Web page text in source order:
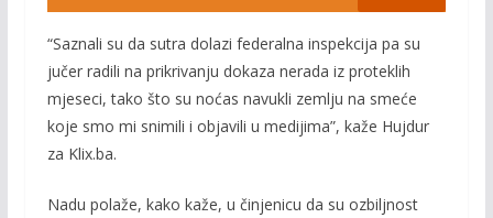
“Saznali su da sutra dolazi federalna inspekcija pa su
jučer radili na prikrivanju dokaza nerada iz proteklih
mjeseci, tako što su noćas navukli zemlju na smeće
koje smo mi snimili i objavili u medijima”, kaže Hujdur
za Klix.ba.
Nadu polaže, kako kaže, u činjenicu da su ozbiljnost